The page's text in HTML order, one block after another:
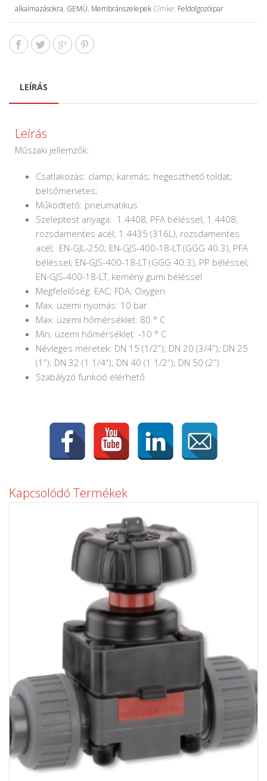
alkalmazásokra, GEMÜ, Membránszelepek Címke: Feldolgozóipar
LEÍRÁS
Leírás
Műszaki jellemzők:
Csatlakozás: clamp; karimás; hegeszthető toldat;
belsőmenetes;
Működtető: pneumatikus
Szeleptest anyaga: 1.4408, PFA béléssel; 1.4408,
rozsdamentes acél; 1.4435 (316L), rozsdamentes
acél; EN-GJL-250; EN-GJS-400-18-LT (GGG 40.3), PFA
béléssel; EN-GJS-400-18-LT (GGG 40.3), PP béléssel;
EN-GJS-400-18-LT, kemény gumi béléssel
Megfelelőség: EAC; FDA; Oxygen
Max. üzemi nyomás: 10 bar
Max. üzemi hőmérséklet: 80 ° C
Min. üzemi hőmérséklet: -10 ° C
Névleges méretek: DN 15 (1/2”); DN 20 (3/4”); DN 25
(1”); DN 32 (1 1/4”); DN 40 (1 1/2”); DN 50 (2”)
Szabályzó funkció elérhető
Kapcsolódó Termékek